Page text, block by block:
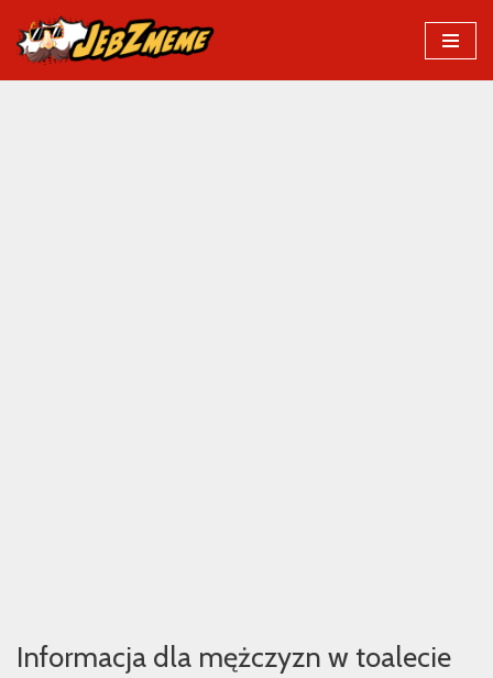
Przejdź
do
Informacja dla mężczyzn w toalecie